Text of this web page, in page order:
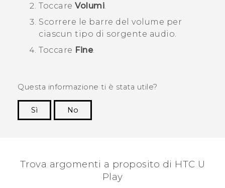
Toccare Volumi
Scorrere le barre del volume per
ciascun tipo di sorgente audio.
Toccare Fine.
Questa informazione ti è stata utile?
Sì
No
Trova argomenti a proposito di HTC U
Play